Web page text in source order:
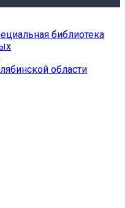
библиотека
области